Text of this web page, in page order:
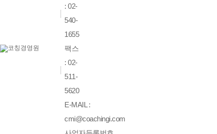
: 02-
540-
1655
팩스
: 02-
511-
5620
E-MAIL :
cmi@coachingi.com